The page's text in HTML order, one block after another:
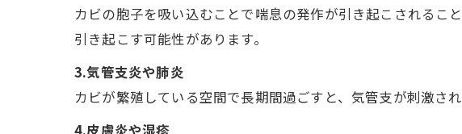
カビの胞子を吸い込むことで喘息の発作が引き起こされるこ
引き起こす可能性があります。
3.気管支炎や肺炎
カビが繁殖している空間で長期間過ごすと、気管支が刺激さ
4.皮膚炎や湿疹